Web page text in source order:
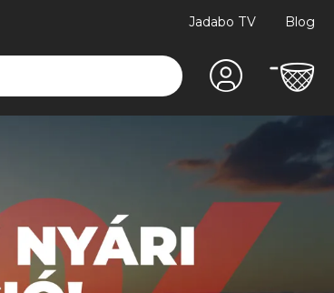
Jadabo TV Blog